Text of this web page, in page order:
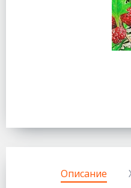
Описание